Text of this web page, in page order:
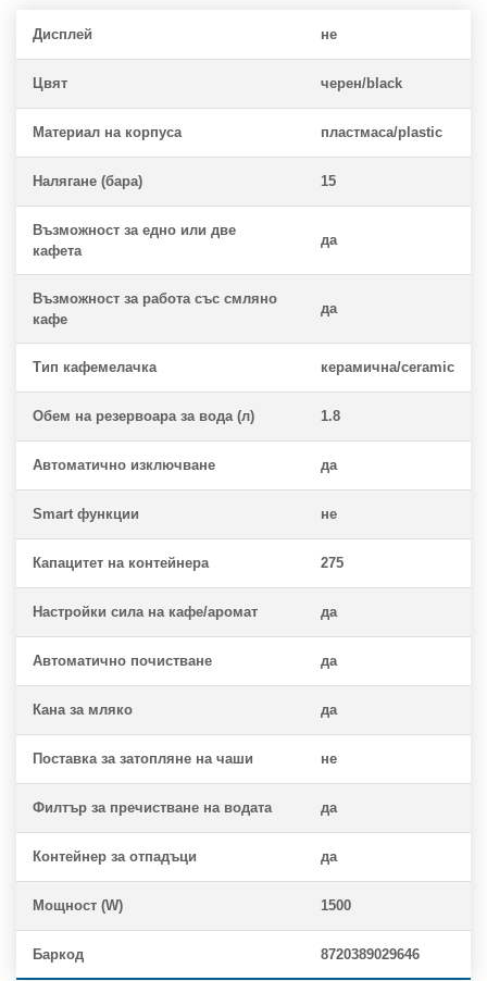
Дисплей не
Цвят черен/black
Материал на корпуса пластмаса/plastic
Налягане (бара) 15
Възможност за едно или две
кафета
да
Възможност за работа със смляно
кафе
да
Тип кафемелачка керамична/ceramic
Обем на резервоара за вода (л) 1.8
Автоматично изключване да
Smart функции не
Капацитет на контейнера 275
Настройки сила на кафе/аромат да
Автоматично почистване да
Кана за мляко да
Поставка за затопляне на чаши не
Филтър за пречистване на водата да
Контейнер за отпадъци да
Мощност (W) 1500
Баркод 8720389029646